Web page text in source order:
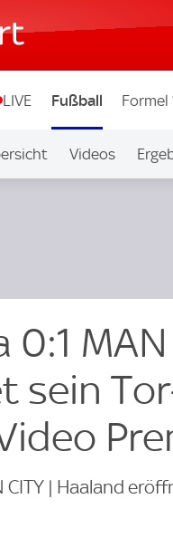
LIVE Fußball Formel
Videos
0:1
sein
CITY | Haaland